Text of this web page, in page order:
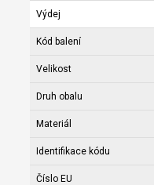
Výdej
Kód balení
Velikost
Druh obalu
Materiál
Identifikace kódu
Číslo EU